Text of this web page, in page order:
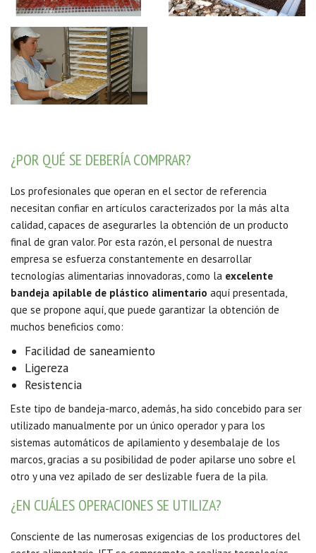
¿POR QUÉ SE DEBERÍA COMPRAR?
Los profesionales que operan en el sector de referencia
necesitan confiar en artículos caracterizados por la más alta
calidad, capaces de asegurarles la obtención de un producto
final de gran valor. Por esta razón, el personal de nuestra
empresa se esfuerza constantemente en desarrollar
tecnologías alimentarias innovadoras, como la excelente
bandeja apilable de plástico alimentario aquí presentada,
que se propone aquí, que puede garantizar la obtención de
muchos beneficios como:
Facilidad de saneamiento
Ligereza
Resistencia
Este tipo de bandeja-marco, además, ha sido concebido para ser
utilizado manualmente por un único operador y para los
sistemas automáticos de apilamiento y desembalaje de los
marcos, gracias a su posibilidad de poder apilarse uno sobre el
otro y una vez apilado de ser deslizable fuera de la pila.
¿EN CUÁLES OPERACIONES SE UTILIZA?
Consciente de las numerosas exigencias de los productores del